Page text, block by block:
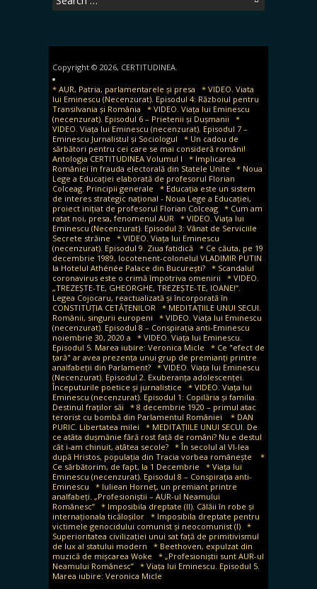
for:
Copyright © 2026, CERTITUDINEA.
* AUR, Patria, parlamentarele și presa
* VIDEO. Viata
lui Eminescu (Necenzurat). Episodul 4: Războiul pentru
Transilvania și România
* VIDEO. Viața lui Eminescu
(necenzurat). Episodul 6 – Prietenii și Dușmanii
*
VIDEO. Viața lui Eminescu (necenzurat). Episodul 7 –
Eminescu Jurnalistul și Sociologul
* Un cadou de
sărbători pentru cei care se mai consideră români!
Antologia CERTITUDINEA Volumul I
* Implicarea
României în frauda electorală din Statele Unite
* Noua
Lege a Educației elaborată de profesorul Florian
Colceag. Principii generale
* Educația este un sistem
de interes strategic național - Noua Lege a Educației,
proiect inițiat de profesorul Florian Colceag * Cum am
ratat noi, presa, fenomenul AUR * VIDEO. Viața lui
Eminescu (Necenzurat). Episodul 3: Vânat de Serviciile
Secrete străine
* VIDEO. Viața lui Eminescu
(necenzurat). Episodul 9. Ziua fatidică * Ce căuta, pe 19
decembrie 1989, locotenent-colonelul VLADIMIR PUTIN
la Hotelul Athénée Palace din București? * Scandalul
coronavirus este o crimă împotriva omenirii
* VIDEO.
„TREZEȘTE-TE, GHEORGHE, TREZEȘTE-TE, IOANE!”.
Legea Cojocaru, reactualizată și încorporată în
CONSTITUȚIA CETĂȚENILOR * MEDITAȚIILE UNUI SECUI.
Românii, singurii europeni
* VIDEO. Viața lui Eminescu
(necenzurat). Episodul 8 – Conspirația anti-Eminescu
noiembrie 30, 2020 a
* VIDEO. Viața lui Eminescu.
Episodul 5. Marea iubire: Veronica Micle
* Ce "efect de
țară" ar avea prezența unui grup de premianți printre
analfabeții din Parlament? * VIDEO. Viața lui Eminescu
(Necenzurat). Episodul 2. Exuberanța adolescenței.
Începuturile poetice și jurnalistice
* VIDEO. Viața lui
Eminescu (necenzurat). Episodul 1: Copilăria și familia.
Destinul fraților săi
* 8 decembrie 1920 – primul atac
terorist cu bombă din Parlamentul României
* DAN
PURIC. Libertatea milei
* MEDITAȚIILE UNUI SECUI. De
ce atâta dușmănie fără rost față de români? Nu e destul
cât i-am chinuit, atâtea secole? * În secolul al VI-lea
după Hristos, populația din Tracia vorbea românește
*
Ce sărbătorim, de fapt, la 1 Decembrie
* Viața lui
Eminescu (necenzurat). Episodul 8 – Conspirația anti-
Eminescu
* Iuliean Horneț, un premiant printre
analfabeți. „Profesioniștii – AUR-ul Neamului
Românesc” * Imposibila dreptate (II). Călăii în robe și
internaționala ticăloșilor * Imposibila dreptate pentru
victimele genocidului comunist și neocomunist (I) *
Superioritatea civilizației unui sat față de primitivismul
de lux al statului modern
* Beethoven, expulzat din
muzică de mișcarea Woke
* „Profesioniștii sunt AUR-ul
Neamului Românesc” * Viața lui Eminescu. Episodul 5.
Marea iubire: Veronica Micle